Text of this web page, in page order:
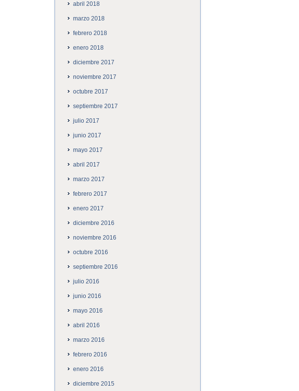
abril 2018
marzo 2018
febrero 2018
enero 2018
diciembre 2017
noviembre 2017
octubre 2017
septiembre 2017
julio 2017
junio 2017
mayo 2017
abril 2017
marzo 2017
febrero 2017
enero 2017
diciembre 2016
noviembre 2016
octubre 2016
septiembre 2016
julio 2016
junio 2016
mayo 2016
abril 2016
marzo 2016
febrero 2016
enero 2016
diciembre 2015